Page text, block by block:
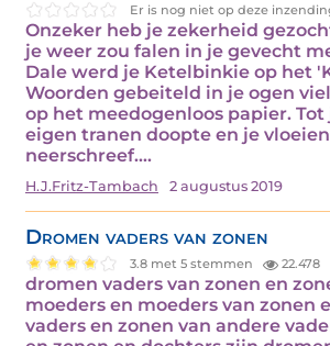
Er is nog niet op deze
Onzeker heb je zekerheid
je weer zou falen in je gevecht
Dale werd je Ketelbinkie op het
Woorden gebeiteld in je ogen
op het meedogenloos papier. Tot
eigen tranen doopte en je
neerschreef.…
H.J.Fritz-Tambach 2 augustus 2019
Dromen vaders van zonen
3.8 met 5 stemmen 22.478
dromen vaders van zonen en
moeders en moeders van zonen
vaders en zonen van andere